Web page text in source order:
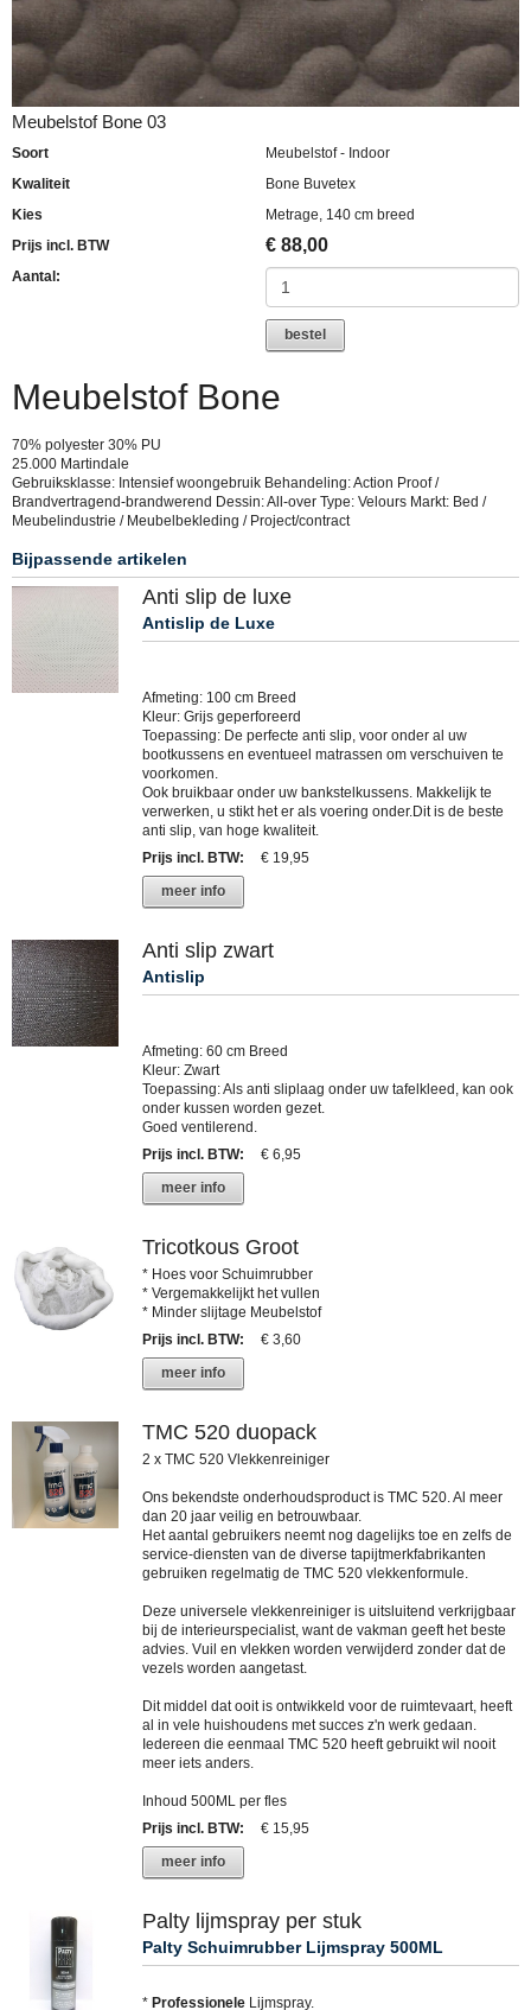
Meubelstof Bone 03
Soort
Meubelstof - Indoor
Kwaliteit
Bone Buvetex
Kies
Metrage, 140 cm breed
Prijs incl. BTW
€ 88,00
Aantal:
bestel
Meubelstof Bone
70% polyester 30% PU
25.000 Martindale
Gebruiksklasse: Intensief woongebruik Behandeling: Action Proof /
Brandvertragend-brandwerend Dessin: All-over Type: Velours Markt: Bed /
Meubelindustrie / Meubelbekleding / Project/contract
Bijpassende artikelen
Anti slip de luxe
Antislip de Luxe
Afmeting: 100 cm Breed
Kleur: Grijs geperforeerd
Toepassing: De perfecte anti slip, voor onder al uw
bootkussens en eventueel matrassen om verschuiven te
voorkomen.
Ook bruikbaar onder uw bankstelkussens. Makkelijk te
verwerken, u stikt het er als voering onder.Dit is de beste
anti slip, van hoge kwaliteit.
Prijs incl. BTW:
€ 19,95
meer info
Anti slip zwart
Antislip
Afmeting: 60 cm Breed
Kleur: Zwart
Toepassing: Als anti sliplaag onder uw tafelkleed, kan ook
onder kussen worden gezet.
Goed ventilerend.
Prijs incl. BTW:
€ 6,95
meer info
Tricotkous Groot
* Hoes voor Schuimrubber
* Vergemakkelijkt het vullen
* Minder slijtage Meubelstof
Prijs incl. BTW:
€ 3,60
meer info
TMC 520 duopack
2 x TMC 520 Vlekkenreiniger
Ons bekendste onderhoudsproduct is TMC 520. Al meer
dan 20 jaar veilig en betrouwbaar.
Het aantal gebruikers neemt nog dagelijks toe en zelfs de
service-diensten van de diverse tapijtmerkfabrikanten
gebruiken regelmatig de TMC 520 vlekkenformule.
Deze universele vlekkenreiniger is uitsluitend verkrijgbaar
bij de interieurspecialist, want de vakman geeft het beste
advies. Vuil en vlekken worden verwijderd zonder dat de
vezels worden aangetast.
Dit middel dat ooit is ontwikkeld voor de ruimtevaart, heeft
al in vele huishoudens met succes z'n werk gedaan.
Iedereen die eenmaal TMC 520 heeft gebruikt wil nooit
meer iets anders.
Inhoud 500ML per fles
Prijs incl. BTW:
€ 15,95
meer info
Palty lijmspray per stuk
Palty Schuimrubber Lijmspray 500ML
* Professionele Lijmspray.